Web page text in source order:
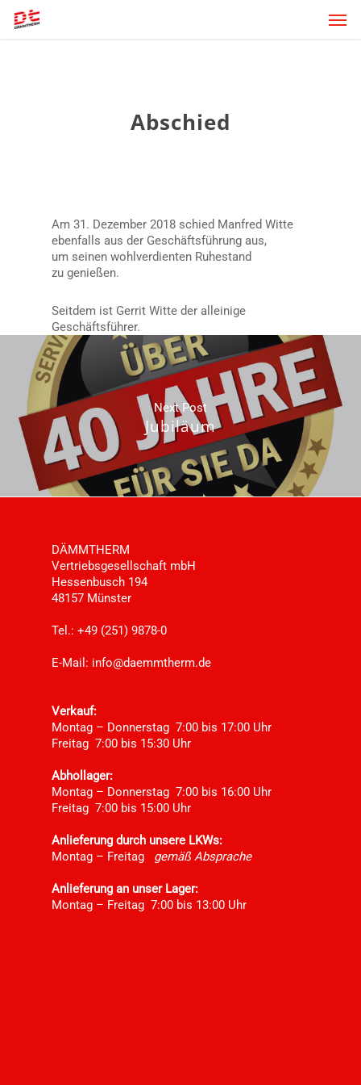
Abschied
Am 31. Dezember 2018 schied Manfred Witte
ebenfalls aus der Geschäftsführung aus,
um seinen wohlverdienten Ruhestand
zu genießen.
Seitdem ist Gerrit Witte der alleinige
Geschäftsführer.
Next Post
Jubiläum
DÄMMTHERM
Vertriebsgesellschaft mbH
Hessenbusch 194
48157 Münster
Tel.: +49 (251) 9878-0
E-Mail: info@daemmtherm.de
Verkauf:
Montag – Donnerstag 7:00 bis 17:00 Uhr
Freitag 7:00 bis 15:30 Uhr
Abhollager:
Montag – Donnerstag 7:00 bis 16:00 Uhr
Freitag 7:00 bis 15:00 Uhr
Anlieferung durch unsere LKWs:
Montag – Freitag gemäß Absprache
Anlieferung an unser Lager:
Montag – Freitag 7:00 bis 13:00 Uhr